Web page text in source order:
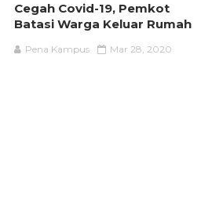
Cegah Covid-19, Pemkot
Batasi Warga Keluar Rumah
Pena Kampus Mar 28, 2020